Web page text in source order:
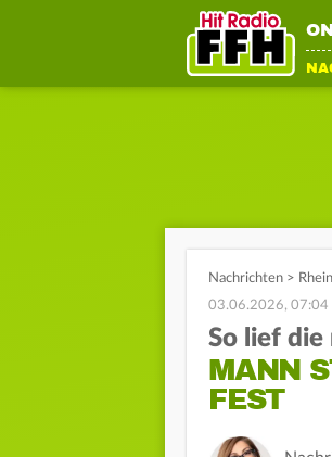
Nachrichten >
03.06.2026, 07:04
So lief die
MANN
FEST